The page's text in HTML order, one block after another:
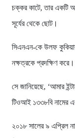
চক্কর কাটে, তার একটি
সূর্যের থেকে ছোট।
সিএনএন-কে উলফ
নক্ষত্রকে প্রদক্ষিণ
সে জানিয়েছে, ‘আমার
টিওআই ১৩৩৮বি নামের
২০১৮ সালের ৯ এপ্রিল